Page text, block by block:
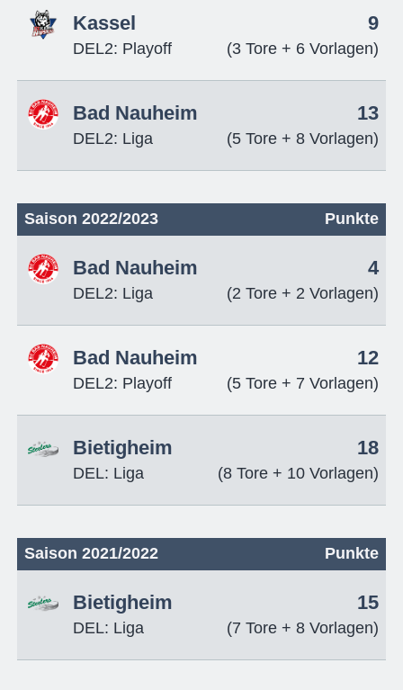
Kassel
DEL2: Playoff
9
(3 Tore + 6 Vorlagen)
Bad Nauheim
DEL2: Liga
13
(5 Tore + 8 Vorlagen)
Saison 2022/2023 Punkte
Bad Nauheim
DEL2: Liga
4
(2 Tore + 2 Vorlagen)
Bad Nauheim
DEL2: Playoff
12
(5 Tore + 7 Vorlagen)
Bietigheim
DEL: Liga
18
(8 Tore + 10 Vorlagen)
Saison 2021/2022 Punkte
Bietigheim
DEL: Liga
15
(7 Tore + 8 Vorlagen)